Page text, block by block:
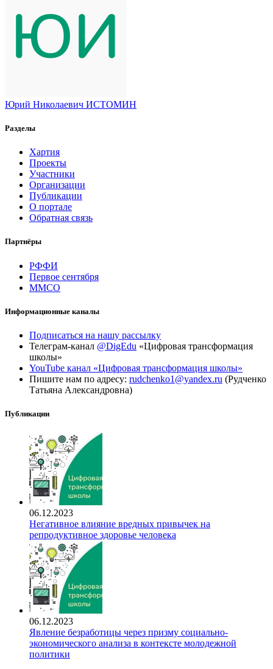
Юрий Николаевич ИСТОМИН
Разделы
Хартия
Проекты
Участники
Организации
Публикации
О портале
Обратная связь
Партнёры
РФФИ
Первое сентября
ММСО
Информационные каналы
Подписаться на нашу рассылку
Телеграм-канал @DigEdu «Цифровая трансформация
школы»
YouTube канал «Цифровая трансформация школы»
Пишите нам по адресу: rudchenko1@yandex.ru (Рудченко
Татьяна Александровна)
Публикации
06.12.2023
Негативное влияние вредных привычек на
репродуктивное здоровье человека
06.12.2023
Явление безработицы через призму социально-
экономического анализа в контексте молодежной
политики